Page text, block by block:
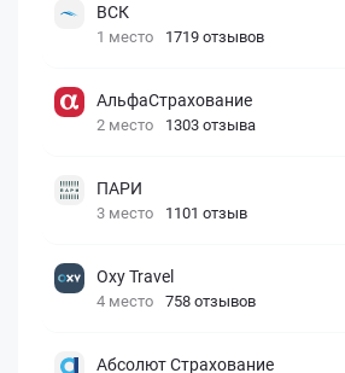
ВСК
1 место 1719 отзывов
АльфаСтрахование
2 место 1303 отзыва
ПАРИ
3 место 1101 отзыв
Oxy Travel
4 место 758 отзывов
Абсолют Страхование